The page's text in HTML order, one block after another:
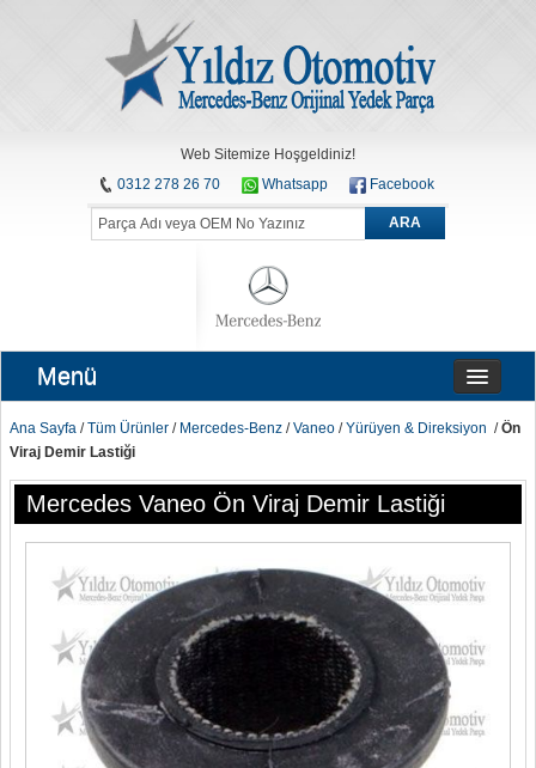
Web Sitemize Hoşgeldiniz!
0312 278 26 70
Whatsapp Facebook
ARA
Menü
Ana Sayfa /Tüm Ürünler / Mercedes-Benz /Vaneo /Yürüyen & Direksiyon /Ön
Viraj Demir Lastiği
Mercedes Vaneo Ön Viraj Demir Lastiği